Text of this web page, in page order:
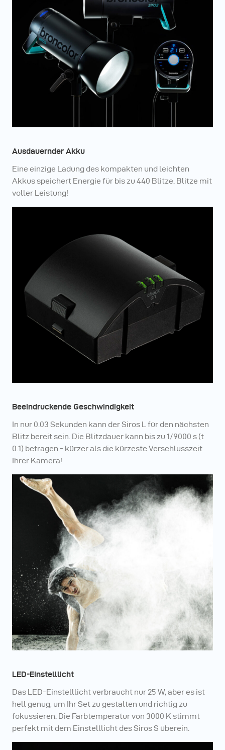
(nur RFS 3) Kameras erhältlich sind.
Brauchen Sie Hilfe? - Besuchen Sie unsere Online-
Wissensdatenbank
Ausdauernder Akku
Eine einzige Ladung des kompakten und leichten
Akkus speichert Energie für bis zu 440 Blitze. Blitze mit
voller Leistung!
Beeindruckende Geschwindigkeit
In nur 0.03 Sekunden kann der Siros L für den nächsten
Blitz bereit sein. Die Blitzdauer kann bis zu 1/9000 s (t
0.1) betragen - kürzer als die kürzeste Verschlusszeit
Ihrer Kamera!
LED-Einstelllicht
Das LED-Einstelllicht verbraucht nur 25 W, aber es ist
hell genug, um Ihr Set zu gestalten und richtig zu
fokussieren. Die Farbtemperatur von 3000 K stimmt
perfekt mit dem Einstelllicht des Siros S überein.